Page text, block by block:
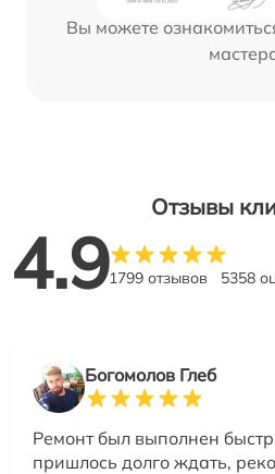
Вы можете
Отзывы
4.91799 отзывов 5358
Богомолов Глеб
Ремонт был выполнен
пришлось долго ждать,